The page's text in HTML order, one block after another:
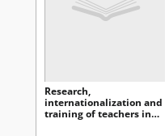
Research,
internationalization and
training of teachers in